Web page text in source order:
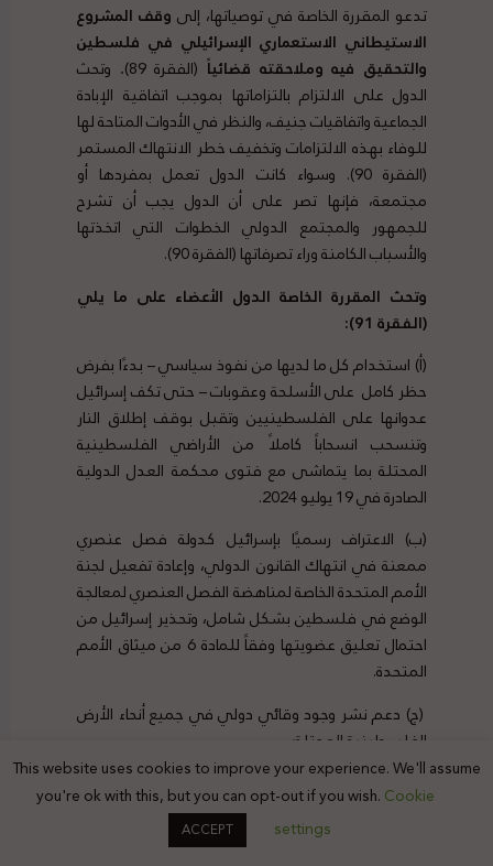
تدعو المقررة الخاصة في توصياتها، إلى وقف المشروع
الاستيطاني الاستعماري الإسرائيلي في فلسطين
والتحقيق فيه وملاحقته قضائياً (الفقرة 89) . وتحث
الدول على الالتزام بالتزاماتها بموجب اتفاقية الإبادة
الجماعية واتفاقيات جنيف، والنظر في الأدوات المتاحة لها
للوفاء بهذه الالتزامات وتخفيف خطر الانتهاك المستمر
(الفقرة 90). وسواء كانت الدول تعمل بمفردها أو
مجتمعة، فإنها تصر على أن الدول يجب أن تشرح
للجمهور والمجتمع الدولي الخطوات التي اتخذتها
والأسباب الكامنة وراء تصرفاتها (الفقرة 90).
وتحث المقررة الخاصة الدول الأعضاء على ما يلي
(الفقرة 91):
(أ) استخدام كل ما لديها من نفوذ سياسي – بدءًا بفرض
حظر كامل على الأسلحة وعقوبات – حتى تكف إسرائيل
عدوانها على الفلسطينيين وتقبل بوقف إطلاق النار
وتنسحب انسحاباً كاملاً من الأراضي الفلسطينية
المحتلة بما يتماشى مع فتوى محكمة العدل الدولية
الصادرة في 19 يوليو 2024.
(ب) الاعتراف رسميًا بإسرائيل كدولة فصل عنصري
ممعنة في انتهاك القانون الدولي، وإعادة تفعيل لجنة
الأمم المتحدة الخاصة لمناهضة الفصل العنصري لمعالجة
الوضع في فلسطين بشكل شامل، وتحذير إسرائيل من
احتمال تعليق عضويتها وفقاً للمادة 6 من ميثاق الأمم
المتحدة.
(ج) دعم نشر وجود وقائي دولي في جميع أنحاء الأرض
الفلسطينية المحتلة؛
(د) وضع إطار حماية للفلسطينيين المهجرين خارج قطاع
غزة، بما يتماشى مع القانون الدولي لحقوق الإنسان
والقانون الدولي لللاجئين، مع الحفاظ الكامل على حقهم
This website uses cookies to improve your experience. We'll assume
you're ok with this, but you can opt-out if you wish. Cookie
settings
ACCEPT